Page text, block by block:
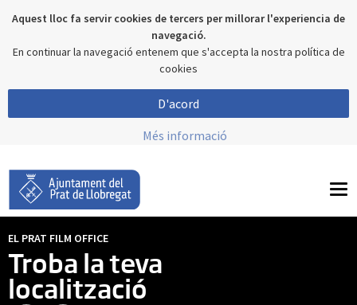
Aquest lloc fa servir cookies de tercers per millorar l'experiencia de
navegació.
En continuar la navegació entenem que s'accepta la nostra política de
cookies
D'acord
Més informació
EL PRAT FILM OFFICE
Troba la teva
localització